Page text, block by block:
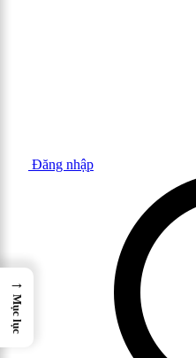
Đăng nhập
→
Mục lục